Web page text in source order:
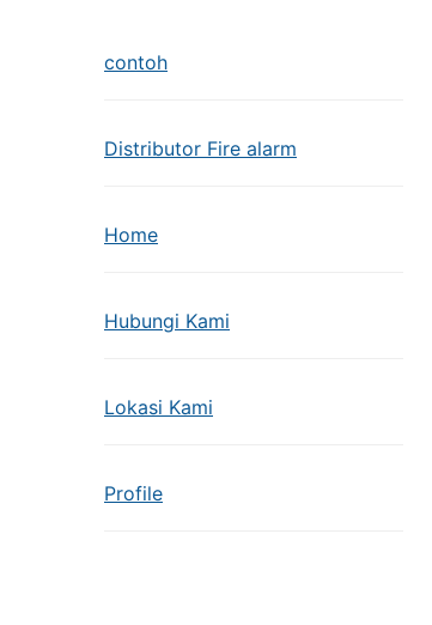
contoh
Distributor Fire alarm
Home
Hubungi Kami
Lokasi Kami
Profile